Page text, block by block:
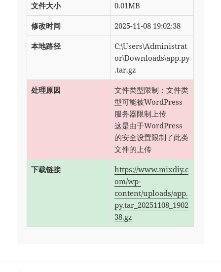
文件大小 0.01MB
修改时间 2025-11-08 19:02:38
本地路径
C:\Users\Administrat
or\Downloads\app.py
.tar.gz
处理原因
文件类型限制：文件类
型可能被WordPress
服务器限制上传
这是由于WordPress
的安全设置限制了此类
文件的上传
下载链接
https://www.mixdiy.c
om/wp-
content/uploads/app.
py.tar_20251108_1902
38.gz